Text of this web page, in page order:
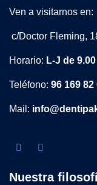
Ven a visitarnos en:
c/Doctor Fleming,
Horario: L-J de
Teléfono: 96 169 82
Mail:
Nuestra